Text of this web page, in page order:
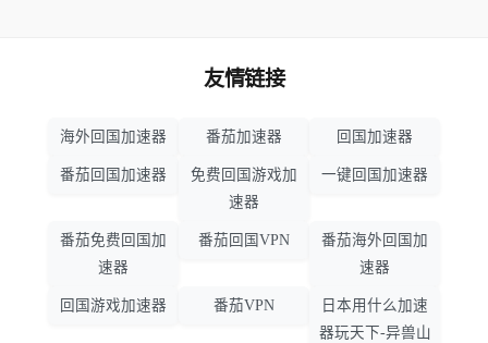
友情链接
海外回国加速器 番茄加速器 回国加速器
番茄回国加速器
免费回国游戏加
速器
一键回国加速器
番茄免费回国加
速器
番茄回国VPN
番茄海外回国加
速器
回国游戏加速器 番茄VPN
日本用什么加速
器玩天下-异兽山